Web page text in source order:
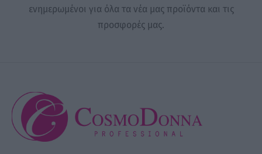
ενημερωμένοι για όλα τα νέα μας προϊόντα και τις
προσφορές μας.